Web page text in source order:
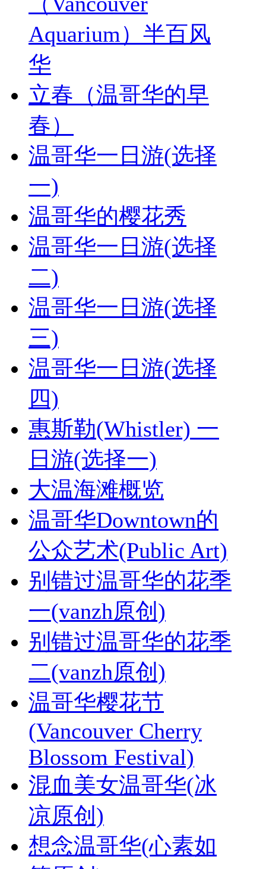
Aquarium）半百风
华
立春（温哥华的早
春）
温哥华一日游(选择
一)
温哥华的樱花秀
温哥华一日游(选择
二)
温哥华一日游(选择
三)
温哥华一日游(选择
四)
惠斯勒(Whistler) 一
日游(选择一)
大温海滩概览
温哥华Downtown的
公众艺术(Public Art)
别错过温哥华的花季
一(vanzh原创)
别错过温哥华的花季
二(vanzh原创)
温哥华樱花节
(Vancouver Cherry
Blossom Festival)
混血美女温哥华(冰
凉原创)
想念温哥华(心素如